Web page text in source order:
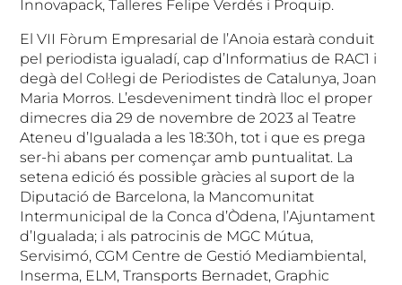
Innovapack, Talleres Felipe Verdés i Proquip.
El VII Fòrum Empresarial de l’Anoia estarà conduit
pel periodista igualadí, cap d’Informatius de RAC1 i
degà del Col·legi de Periodistes de Catalunya, Joan
Maria Morros. L’esdeveniment tindrà lloc el proper
dimecres dia 29 de novembre de 2023 al Teatre
Ateneu d’Igualada a les 18:30h, tot i que es prega
ser-hi abans per començar amb puntualitat. La
setena edició és possible gràcies al suport de la
Diputació de Barcelona, la Mancomunitat
Intermunicipal de la Conca d’Òdena, l’Ajuntament
d’Igualada; i als patrocinis de MGC Mútua,
Servisimó, CGM Centre de Gestió Mediambiental,
Inserma, ELM, Transports Bernadet, Graphic